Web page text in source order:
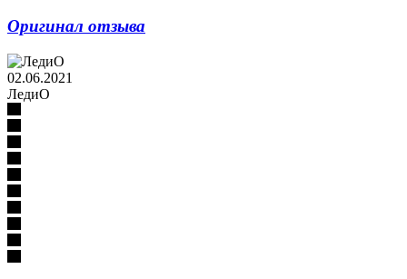
Оригинал отзыва
02.06.2021
ЛедиО